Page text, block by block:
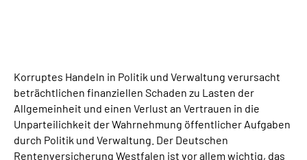
Karriere
Über uns
Korruptes Handeln in Politik und Verwaltung verursacht
beträchtlichen finanziellen Schaden zu Lasten der
Allgemeinheit und einen Verlust an Vertrauen in die
Unparteilichkeit der Wahrnehmung öffentlicher Aufgaben
durch Politik und Verwaltung. Der Deutschen
Rentenversicherung Westfalen ist vor allem wichtig, das